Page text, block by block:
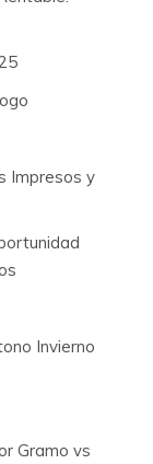
Impresos y
Invierno
Gramo vs